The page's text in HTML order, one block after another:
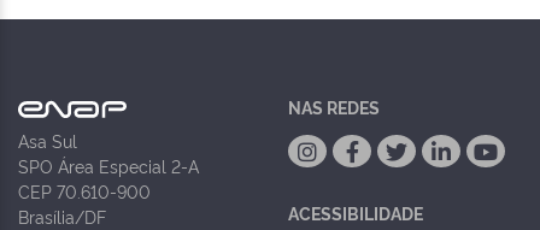
Asa Sul
SPO Área Especial 2-A
CEP 70.610-900
Brasília/DF
NAS REDES
ACESSIBILIDADE